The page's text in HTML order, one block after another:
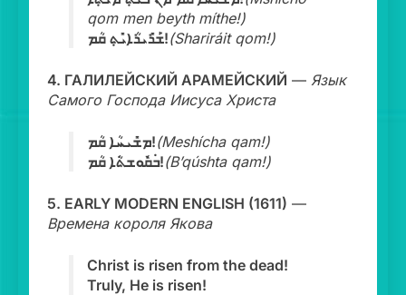
qom men beyth míthe!)
ܫܰܪܺܝܪܳܐܝܺܬ݂ ܩܳܡ!(Shariráit qom!)
4. ГАЛИЛЕЙСКИЙ АРАМЕЙСКИЙ — Язык
Самого Господа Иисуса Христа
ܡܫܺܝܚܳܐ ܩܳܡ!(Meshícha qam!)
ܒ݁ܩܽܘܫܬ݁ܳܐ ܩܳܡ!(B’qúshta qam!)
5. EARLY MODERN ENGLISH (1611) —
Времена короля Якова
Christ is risen from the dead!
Truly, He is risen!